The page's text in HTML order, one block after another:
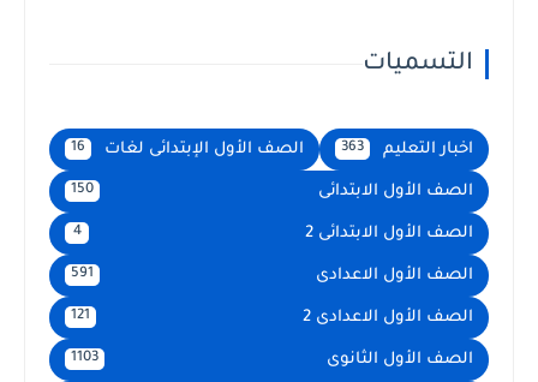
التسميات
اخبار التعليم 363 الصف الأول الإبتدائى لغات 16
الصف الأول الابتدائى
الصف الأول الابتدائى 2
الصف الأول الاعدادى
الصف الأول الاعدادى 2
الصف الأول الثانوى